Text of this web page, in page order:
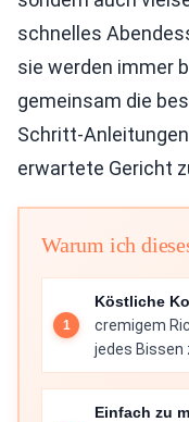
schnelles
sie werden immer
gemeinsam die
Schritt-
erwartete Gericht
Warum ich
Köstliche
cremigem
jedes Bissen
Einfach zu